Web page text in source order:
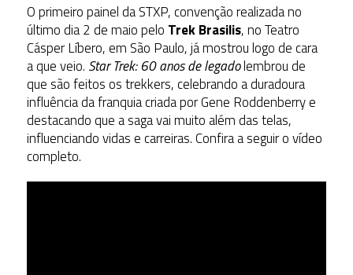
O primeiro painel da STXP, convenção realizada no
último dia 2 de maio pelo Trek Brasilis, no Teatro
Cásper Líbero, em São Paulo, já mostrou logo de cara
a que veio. Star Trek: 60 anos de legadolembrou de
que são feitos os trekkers, celebrando a duradoura
influência da franquia criada por Gene Roddenberry e
destacando que a saga vai muito além das telas,
influenciando vidas e carreiras. Confira a seguir o vídeo
completo.